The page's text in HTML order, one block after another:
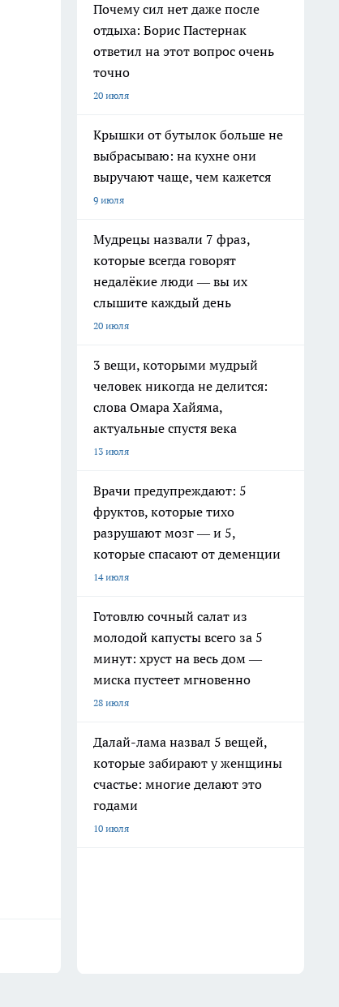
Почему сил нет даже после
отдыха: Борис Пастернак
ответил на этот вопрос очень
точно
20 июля
Крышки от бутылок больше не
выбрасываю: на кухне они
выручают чаще, чем кажется
9 июля
Мудрецы назвали 7 фраз,
которые всегда говорят
недалёкие люди — вы их
слышите каждый день
20 июля
3 вещи, которыми мудрый
человек никогда не делится:
слова Омара Хайяма,
актуальные спустя века
13 июля
Врачи предупреждают: 5
фруктов, которые тихо
разрушают мозг — и 5,
которые спасают от деменции
14 июля
Готовлю сочный салат из
молодой капусты всего за 5
минут: хруст на весь дом —
миска пустеет мгновенно
28 июля
Далай-лама назвал 5 вещей,
которые забирают у женщины
счастье: многие делают это
годами
10 июля